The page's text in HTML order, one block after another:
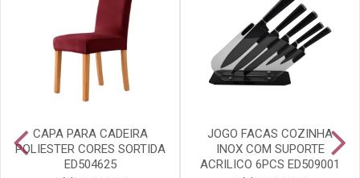
CAPA PARA CADEIRA
POLIESTER CORES SORTIDA
ED504625
JOGO FACAS COZINHA
INOX COM SUPORTE
ACRILICO 6PCS ED509001